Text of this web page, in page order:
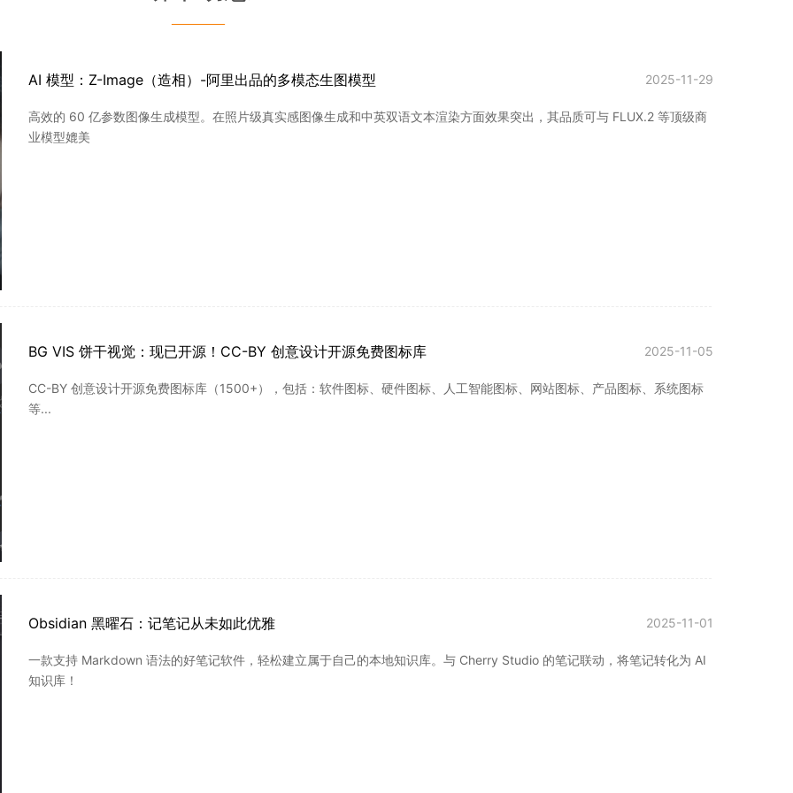
———
AI 模型：Z-Image（造相）-阿里出品的多模态生图模型 2025-11-29
高效的 60 亿参数图像生成模型。在照片级真实感图像生成和中英双语文本渲染方面效果突出，其品质可与 FLUX.2 等顶级商
业模型媲美
BG VIS 饼干视觉：现已开源！CC-BY 创意设计开源免费图标库 2025-11-05
CC-BY 创意设计开源免费图标库（1500+），包括：软件图标、硬件图标、人工智能图标、网站图标、产品图标、系统图标
等...
Obsidian 黑曜石：记笔记从未如此优雅 2025-11-01
一款支持 Markdown 语法的好笔记软件，轻松建立属于自己的本地知识库。与 Cherry Studio 的笔记联动，将笔记转化为 AI
知识库！